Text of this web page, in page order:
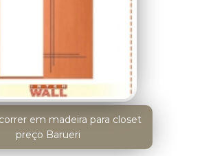
em madeira para closet
preço Barueri